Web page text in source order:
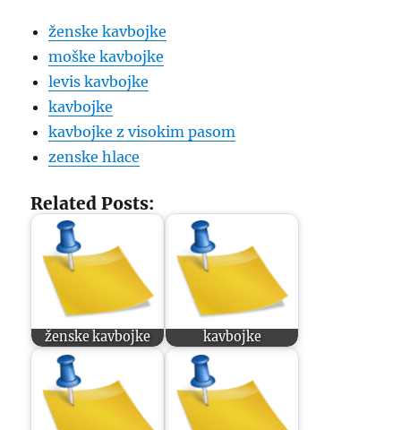
ženske kavbojke
moške kavbojke
levis kavbojke
kavbojke
kavbojke z visokim pasom
zenske hlace
Related Posts:
ženske kavbojke kavbojke